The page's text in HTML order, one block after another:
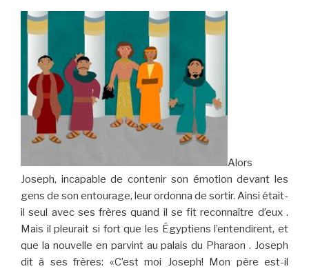
Alors
Joseph, incapable de contenir son émotion devant les
gens de son entourage, leur ordonna de sortir. Ainsi était-
il seul avec ses frères quand il se fit reconnaître d’eux .
Mais il pleurait si fort que les Égyptiens l’entendirent, et
que la nouvelle en parvint au palais du Pharaon . Joseph
dit à ses frères: «C’est moi Joseph! Mon père est-il